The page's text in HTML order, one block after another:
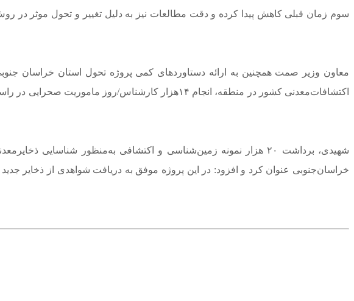
سوم زمان قبلی کاهش پیدا کرده و دقت مطالعات نیز به دلیل تغییر و تحول موثر در
اکتشافات‌معدنی کشور در منطقه، انجام ۱۴هزار
شهیدی، برداشت ۲۰ هزار نمونه زمین‌شناسی و اکتشافی به‌منظور
خراسان‌جنوبی عنوان کرد و افزود: در این پروژه موفق به دریافت شواهدی از ذخایر